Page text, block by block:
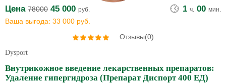
Цена 78000 45 000 руб. 1 ч. 00 мин.
Ваша выгода: 33 000 руб.
Отзывы(0)
Dysport
Внутрикожное введение лекарственных препаратов:
Удаление гипергидроза (Препарат Диспорт 400 ЕД)